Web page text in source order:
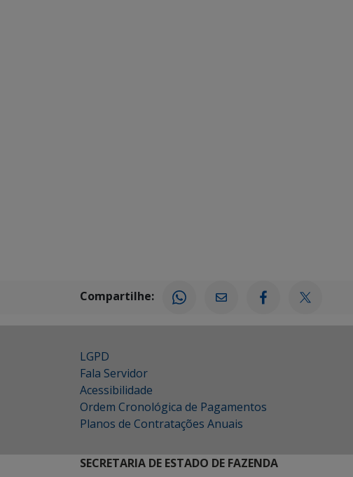
Compartilhe:
LGPD
Fala Servidor
Acessibilidade
Ordem Cronológica de Pagamentos
Planos de Contratações Anuais
SECRETARIA DE ESTADO DE FAZENDA